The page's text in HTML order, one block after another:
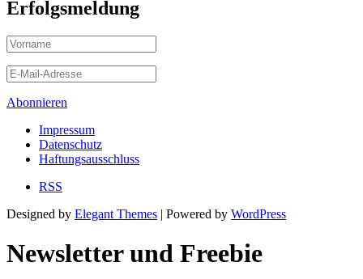
Erfolgsmeldung
Abonnieren
Impressum
Datenschutz
Haftungsausschluss
RSS
Designed by Elegant Themes | Powered by WordPress
Newsletter und Freebie